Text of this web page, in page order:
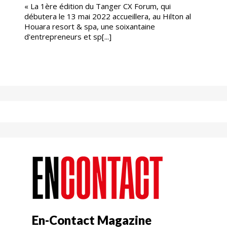
« La 1ère édition du Tanger CX Forum, qui
débutera le 13 mai 2022 accueillera, au Hilton al
Houara resort & spa, une soixantaine
d'entrepreneurs et sp[...]
En-Contact Magazine